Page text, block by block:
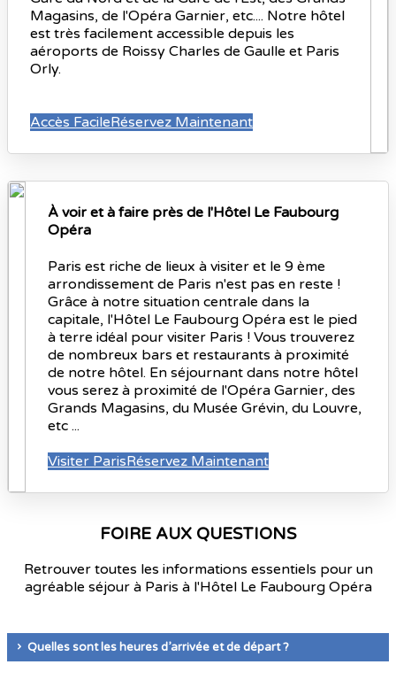
Magasins, de l'Opéra Garnier, etc.... Notre hôtel
est très facilement accessible depuis les
aéroports de Roissy Charles de Gaulle et Paris
Orly.
Accès FacileRéservez Maintenant
À voir et à faire près de l'Hôtel Le Faubourg
Opéra
Paris est riche de lieux à visiter et le 9 ème
arrondissement de Paris n'est pas en reste !
Grâce à notre situation centrale dans la
capitale, l'Hôtel Le Faubourg Opéra est le pied
à terre idéal pour visiter Paris ! Vous trouverez
de nombreux bars et restaurants à proximité
de notre hôtel. En séjournant dans notre hôtel
vous serez à proximité de l'Opéra Garnier, des
Grands Magasins, du Musée Grévin, du Louvre,
etc ...
Visiter ParisRéservez Maintenant
FOIRE AUX QUESTIONS
Retrouver toutes les informations essentiels pour un
agréable séjour à Paris à l'Hôtel Le Faubourg Opéra
Quelles sont les heures d’arrivée et de départ ?